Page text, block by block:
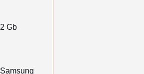
2 Gb
Samsung